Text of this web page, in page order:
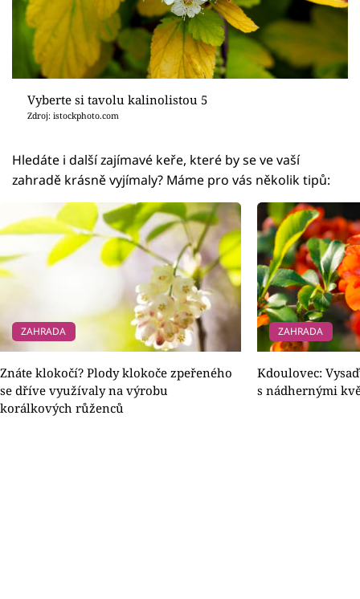
Vyberte si tavolu kalinolistou 5
Zdroj: istockphoto.com
Hledáte i další zajímavé keře, které by se ve vaší
zahradě krásně vyjímaly? Máme pro vás několik tipů:
ZAHRADA
Znáte klokočí? Plody klokoče zpeřeného
se dříve využívaly na výrobu
korálkových růženců
ZAHRADA
Kdoulovec:
s nádhernými